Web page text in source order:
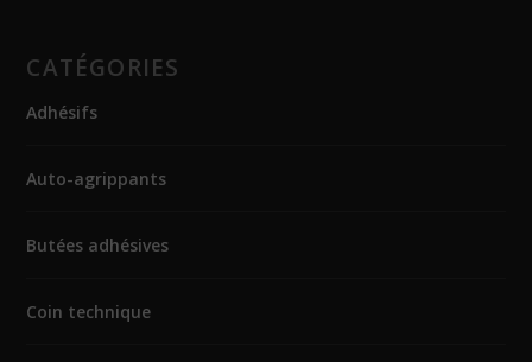
CATÉGORIES
Adhésifs
Auto-agrippants
Butées adhésives
Coin technique